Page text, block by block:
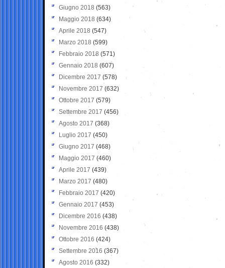
Giugno 2018 (563)
Maggio 2018 (634)
Aprile 2018 (547)
Marzo 2018 (599)
Febbraio 2018 (571)
Gennaio 2018 (607)
Dicembre 2017 (578)
Novembre 2017 (632)
Ottobre 2017 (579)
Settembre 2017 (456)
Agosto 2017 (368)
Luglio 2017 (450)
Giugno 2017 (468)
Maggio 2017 (460)
Aprile 2017 (439)
Marzo 2017 (480)
Febbraio 2017 (420)
Gennaio 2017 (453)
Dicembre 2016 (438)
Novembre 2016 (438)
Ottobre 2016 (424)
Settembre 2016 (367)
Agosto 2016 (332)